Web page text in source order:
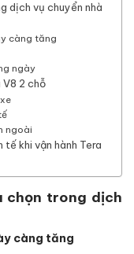
dịch vụ chuyển nhà
càng tăng
ngày
V8 2 chỗ
ngoài
tế khi vận hành Tera
chọn trong dịch
càng tăng